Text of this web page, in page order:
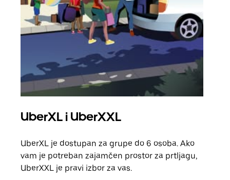
UberXL i UberXXL
UberXL je dostupan za grupe do 6 osoba. Ako
vam je potreban zajamčen prostor za prtljagu,
UberXXL je pravi izbor za vas.